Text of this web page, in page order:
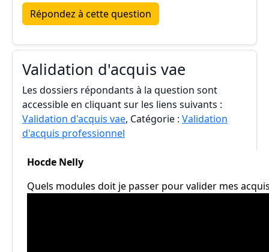
Répondez à cette question
Validation d'acquis vae
Les dossiers répondants à la question sont
accessible en cliquant sur les liens suivants :
Validation d'acquis vae, Catégorie : Validation
d'acquis professionnel
Hocde Nelly
Quels modules doit je passer pour valider mes acquis